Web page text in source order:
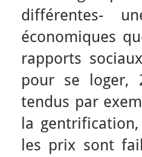
différentes-
économiques
rapports
pour se loger,
tendus par
la
les prix sont